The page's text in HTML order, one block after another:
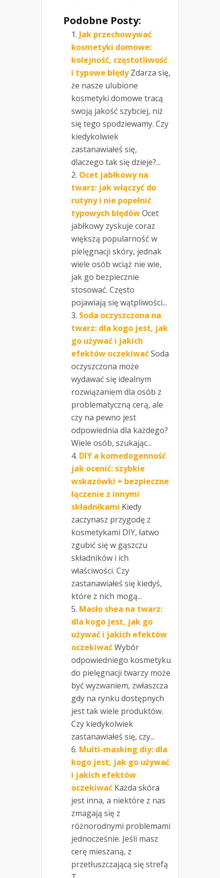
Podobne Posty:
Jak przechowywać
kosmetyki domowe:
kolejność, częstotliwość
i typowe błędy Zdarza się,
że nasze ulubione
kosmetyki domowe tracą
swoją jakość szybciej, niż
się tego spodziewamy. Czy
kiedykolwiek
zastanawiałeś się,
dlaczego tak się dzieje?...
Ocet jabłkowy na
twarz: jak włączyć do
rutyny i nie popełnić
typowych błędówOcet
jabłkowy zyskuje coraz
większą popularność w
pielęgnacji skóry, jednak
wiele osób wciąż nie wie,
jak go bezpiecznie
stosować. Często
pojawiają się wątpliwości...
Soda oczyszczona na
twarz: dla kogo jest, jak
go używać i jakich
efektów oczekiwaćSoda
oczyszczona może
wydawać się idealnym
rozwiązaniem dla osób z
problematyczną cerą, ale
czy na pewno jest
odpowiednia dla każdego?
Wiele osób, szukając...
DIY a komedogenność
jak ocenić: szybkie
wskazówki + bezpieczne
łączenie z innymi
składnikami Kiedy
zaczynasz przygodę z
kosmetykami DIY, łatwo
zgubić się w gąszczu
składników i ich
właściwości. Czy
zastanawiałeś się kiedyś,
które z nich mogą...
Masło shea na twarz:
dla kogo jest, jak go
używać i jakich efektów
oczekiwaćWybór
odpowiedniego kosmetyku
do pielęgnacji twarzy może
być wyzwaniem, zwłaszcza
gdy na rynku dostępnych
jest tak wiele produktów.
Czy kiedykolwiek
zastanawiałeś się, czy...
Multi-masking diy: dla
kogo jest, jak go używać
i jakich efektów
oczekiwać Każda skóra
jest inna, a niektóre z nas
zmagają się z
różnorodnymi problemami
jednocześnie. Jeśli masz
cerę mieszaną, z
przetłuszczającą się strefą